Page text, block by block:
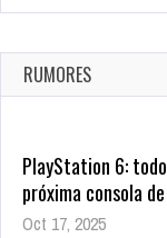
La configuración
Ago 8, 2021
9995 Views
RUMORES
PlayStation 6:
próxima consola
Oct 17, 2025